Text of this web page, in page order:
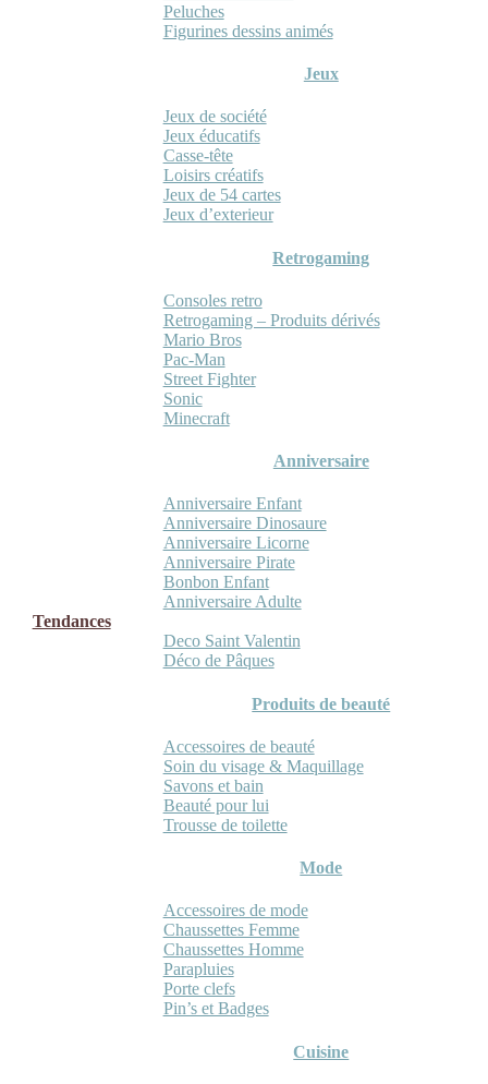
Peluches
Figurines dessins animés
Jeux
Jeux de société
Jeux éducatifs
Casse-tête
Loisirs créatifs
Jeux de 54 cartes
Jeux d’exterieur
Retrogaming
Consoles retro
Retrogaming – Produits dérivés
Mario Bros
Pac-Man
Street Fighter
Sonic
Minecraft
Anniversaire
Anniversaire Enfant
Anniversaire Dinosaure
Anniversaire Licorne
Anniversaire Pirate
Bonbon Enfant
Anniversaire Adulte
Tendances
Deco Saint Valentin
Déco de Pâques
Produits de beauté
Accessoires de beauté
Soin du visage & Maquillage
Savons et bain
Beauté pour lui
Trousse de toilette
Mode
Accessoires de mode
Chaussettes Femme
Chaussettes Homme
Parapluies
Porte clefs
Pin’s et Badges
Cuisine